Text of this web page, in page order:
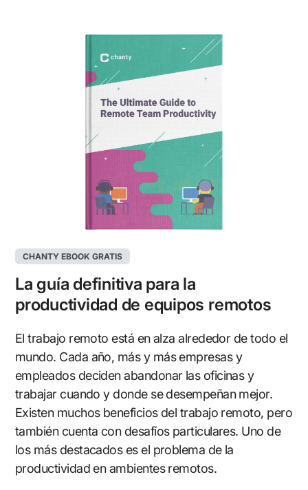
CHANTY EBOOK GRATIS
La guía definitiva para la
productividad de equipos remotos
El trabajo remoto está en alza alrededor de todo el
mundo. Cada año, más y más empresas y
empleados deciden abandonar las oficinas y
trabajar cuando y donde se desempeñan mejor.
Existen muchos beneficios del trabajo remoto, pero
también cuenta con desafíos particulares. Uno de
los más destacados es el problema de la
productividad en ambientes remotos.